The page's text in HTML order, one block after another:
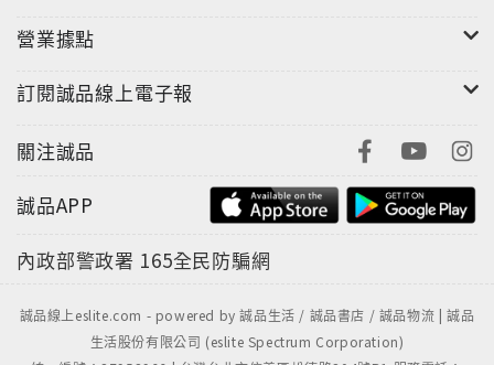
營業據點
訂閱誠品線上電子報
關注誠品
誠品APP
內政部警政署 165全民防騙網
誠品線上eslite.com - powered by 誠品生活 / 誠品書店 / 誠品物流 | 誠品
生活股份有限公司 (eslite Spectrum Corporation)